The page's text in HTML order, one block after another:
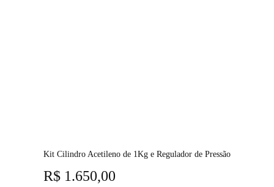
Kit Cilindro Acetileno de 1Kg e Regulador de Pressão
R$ 1.650,00